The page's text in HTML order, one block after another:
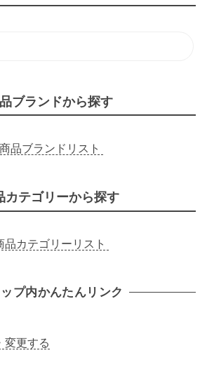
ブランドから探す
商品ブランドリスト
カテゴリーから探す
品カテゴリーリスト
プ内かんたんリンク
変更する